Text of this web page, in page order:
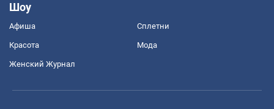
Шоу
Афиша Сплетни
Красота Мода
Женский Журнал